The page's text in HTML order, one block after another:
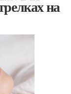
на